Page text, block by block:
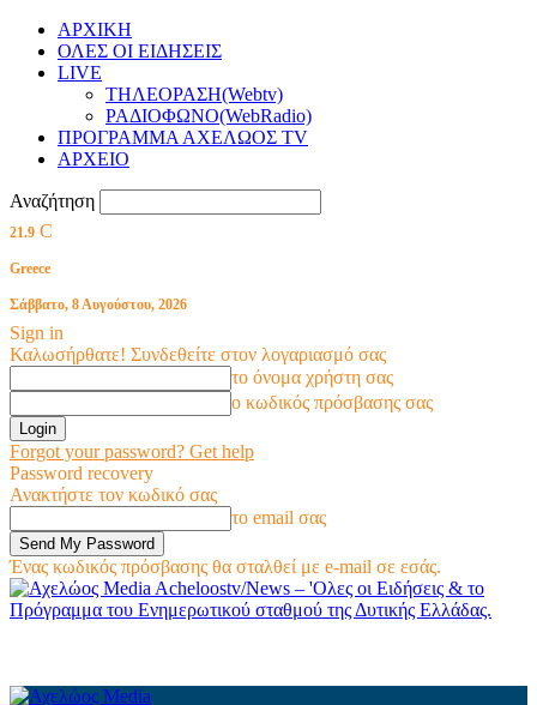
ΑΡΧΙΚΗ
ΟΛΕΣ ΟΙ ΕΙΔΗΣΕΙΣ
LIVE
ΤΗΛΕΟΡΑΣΗ(Webtv)
ΡΑΔΙΟΦΩΝΟ(WebRadio)
ΠΡΟΓΡΑΜΜΑ ΑΧΕΛΩΟΣ TV
ΑΡΧΕΙΟ
Αναζήτηση
21.9 C
Greece
Σάββατο, 8 Αυγούστου, 2026
Sign in
Καλωσήρθατε! Συνδεθείτε στον λογαριασμό σας
το όνομα χρήστη σας
ο κωδικός πρόσβασης σας
Forgot your password? Get help
Password recovery
Ανακτήστε τον κωδικό σας
το email σας
Ένας κωδικός πρόσβασης θα σταλθεί με e-mail σε εσάς.
Acheloostv/News – 'Ολες οι Ειδήσεις & το
Πρόγραμμα του Ενημερωτικού σταθμού της Δυτικής Ελλάδας.